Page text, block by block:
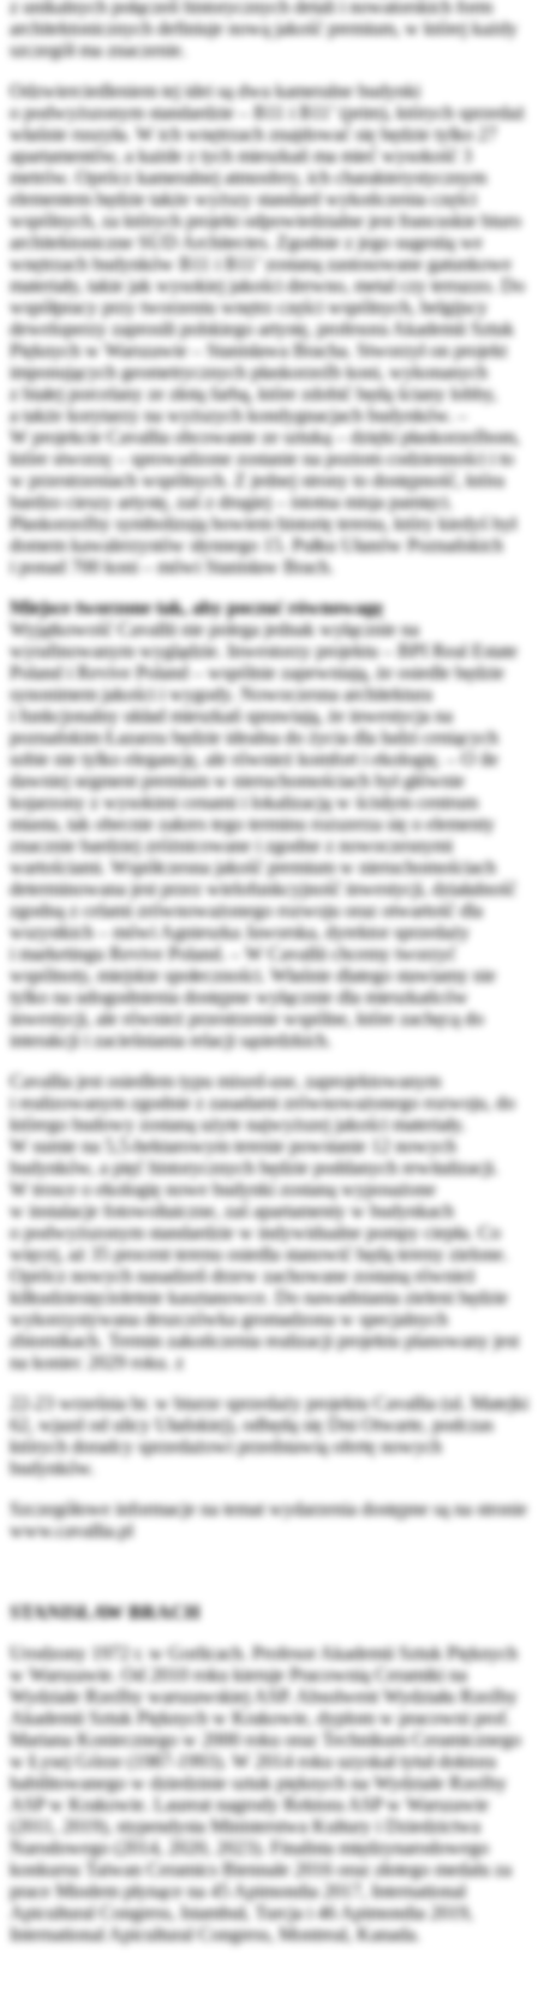
z unikalnych połączeń historycznych detali i nowatorskich form
architektonicznych definiuje nową jakość premium, w której każdy
szczegół ma znaczenie.
Odzwierciedleniem tej idei są dwa kameralne budynki
o podwyższonym standardzie – B11 i B11’ (prim), których sprzedaż
właśnie ruszyła. W ich wnętrzach znajdować się będzie tylko 27
apartamentów, a każde z tych mieszkań ma mieć wysokość 3
metrów. Oprócz kameralnej atmosfery, ich charakterystycznym
elementem będzie także wyższy standard wykończenia części
wspólnych, za których projekt odpowiedzialne jest francuskie biuro
architektoniczne SUD Architectes. Zgodnie z jego sugestią we
wnętrzach budynków B11 i B11’ zostaną zastosowane gatunkowe
materiały, takie jak wysokiej jakości drewno, metal czy terrazzo. Do
współpracy przy tworzeniu wnętrz części wspólnych, belgijscy
deweloperzy zaprosili polskiego artystę, profesora Akademii Sztuk
Pięknych w Warszawie – Stanisława Bracha. Stworzył on projekt
imponujących geometrycznych płaskorzeźb koni, wykonanych
z białej porcelany ze złotą farbą, które zdobić będą ściany lobby,
a także korytarzy na wyższych kondygnacjach budynków. –
W projekcie Cavallia obcowanie ze sztuką – dzięki płaskorzeźbom,
które stworzę – sprowadzone zostanie na poziom codzienności i to
w przestrzeniach wspólnych. Z jednej strony to dostępność, która
bardzo cieszy artystę, zaś z drugiej – istotna misja pamięci.
Płaskorzeźby symbolizują bowiem historię terenu, który kiedyś był
domem kawalerzystów słynnego 15. Pułku Ułanów Poznańskich
i ponad 700 koni – mówi Stanisław Brach.
Miejsce tworzone tak, aby poczuć równowagę
Wyjątkowość Cavallii nie polega jednak wyłącznie na
wyrafinowanym wyglądzie. Inwestorzy projektu – BPI Real Estate
Poland i Revive Poland – wspólnie zapewniają, że osiedle będzie
synonimem jakości i wygody. Nowoczesna architektura
i funkcjonalny układ mieszkań sprawiają, że inwestycja na
poznańskim Łazarzu będzie idealna do życia dla ludzi ceniących
sobie nie tylko elegancję, ale również komfort i ekologię. – O ile
dawniej segment premium w nieruchomościach był głównie
kojarzony z wysokimi cenami i lokalizacją w ścisłym centrum
miasta, tak obecnie zakres tego terminu rozszerza się o elementy
znacznie bardziej zróżnicowane i zgodne z nowoczesnymi
wartościami. Współczesna jakość premium w nieruchomościach
determinowana jest przez wielofunkcyjność inwestycji, działalność
zgodną z celami zrównoważonego rozwoju oraz otwartość dla
wszystkich – mówi Agnieszka Jaworska, dyrektor sprzedaży
i marketingu Revive Poland. – W Cavallii chcemy tworzyć
wspólnoty, miejskie społeczności. Właśnie dlatego stawiamy nie
tylko na udogodnienia dostępne wyłącznie dla mieszkańców
inwestycji, ale również przestrzenie wspólne, które zachęcą do
interakcji i zacieśniania relacji sąsiedzkich.
Cavallia jest osiedlem typu mixed-use, zaprojektowanym
i realizowanym zgodnie z zasadami zrównoważonego rozwoju, do
którego budowy zostaną użyte najwyższej jakości materiały.
W sumie na 5,5-hektarowym terenie powstanie 12 nowych
budynków, a pięć historycznych będzie poddanych rewitalizacji.
W trosce o ekologię nowe budynki zostaną wyposażone
w instalacje fotowoltaiczne, zaś apartamenty w budynkach
o podwyższonym standardzie w indywidualne pompy ciepła. Co
więcej, aż 35 procent terenu osiedla stanowić będą tereny zielone.
Oprócz nowych nasadzeń drzew zachowane zostaną również
kilkudziesięcioletnie kasztanowce. Do nawadniania zieleni będzie
wykorzystywana deszczówka gromadzona w specjalnych
zbiornikach. Termin zakończenia realizacji projektu planowany jest
na koniec 2029 roku. z
22-23 września br. w biurze sprzedaży projektu Cavallia (ul. Matejki
62, wjazd od ulicy Ułańskiej), odbędą się Dni Otwarte, podczas
których doradcy sprzedażowi przedstawią ofertę nowych
budynków.
Szczegółowe informacje na temat wydarzenia dostępne są na stronie
www.cavallia.pl
STANISŁAW BRACH
Urodzony 1972 r. w Gorlicach. Profesor Akademii Sztuk Pięknych
w Warszawie. Od 2010 roku kieruje Pracownią Ceramiki na
Wydziale Rzeźby warszawskiej ASP. Absolwent Wydziału Rzeźby
Akademii Sztuk Pięknych w Krakowie, dyplom w pracowni prof.
Mariana Koniecznego w 2000 roku oraz Technikum Ceramicznego
w Łysej Górze (1987-1993). W 2014 roku uzyskał tytuł doktora
habilitowanego w dziedzinie sztuk pięknych na Wydziale Rzeźby
ASP w Krakowie. Laureat nagrody Rektora ASP w Warszawie
(2011, 2019), stypendysta Ministerstwa Kultury i Dziedzictwa
Narodowego (2014, 2020, 2023). Finalista międzynarodowego
konkursu Taiwan Ceramics Biennale 2016 oraz złotego medalu za
prace Miodem płynące na 45 Apimondia 2017, International
Apicultural Congress, Istambuł, Turcja i 46 Apimondia 2019,
International Apicultural Congress, Montreal, Kanada.